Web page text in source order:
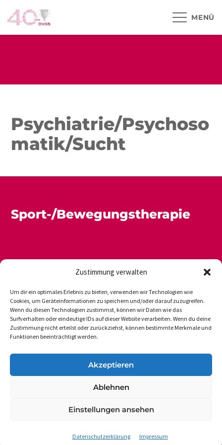
Zustimmung verwalten
Um dir ein optimales Erlebnis zu bieten, verwenden wir Technologien wie
Cookies, um Geräteinformationen zu speichern und/oder darauf zuzugreifen.
Wenn du diesen Technologien zustimmst, können wir Daten wie das
Surfverhalten oder eindeutige IDs auf dieser Website verarbeiten. Wenn du deine
Zustimmung nicht erteilst oder zurückziehst, können bestimmte Merkmale und
Funktionen beeinträchtigt werden.
Akzeptieren
Ablehnen
Einstellungen ansehen
Datenschutzerklärung Impressum
Psychiatrie/Psychoso
matik/Sucht
Sport-/Bewegungstherapie
DVGS E.V.-GESCHÄFTSSTELLE
Newsletter Datenschutz Impressum
MENÜ